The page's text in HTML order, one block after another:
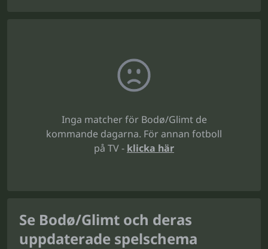
Inga matcher för Bodø/Glimt de
kommande dagarna. För annan fotboll
på TV - klicka här
Se Bodø/Glimt och deras
uppdaterade spelschema